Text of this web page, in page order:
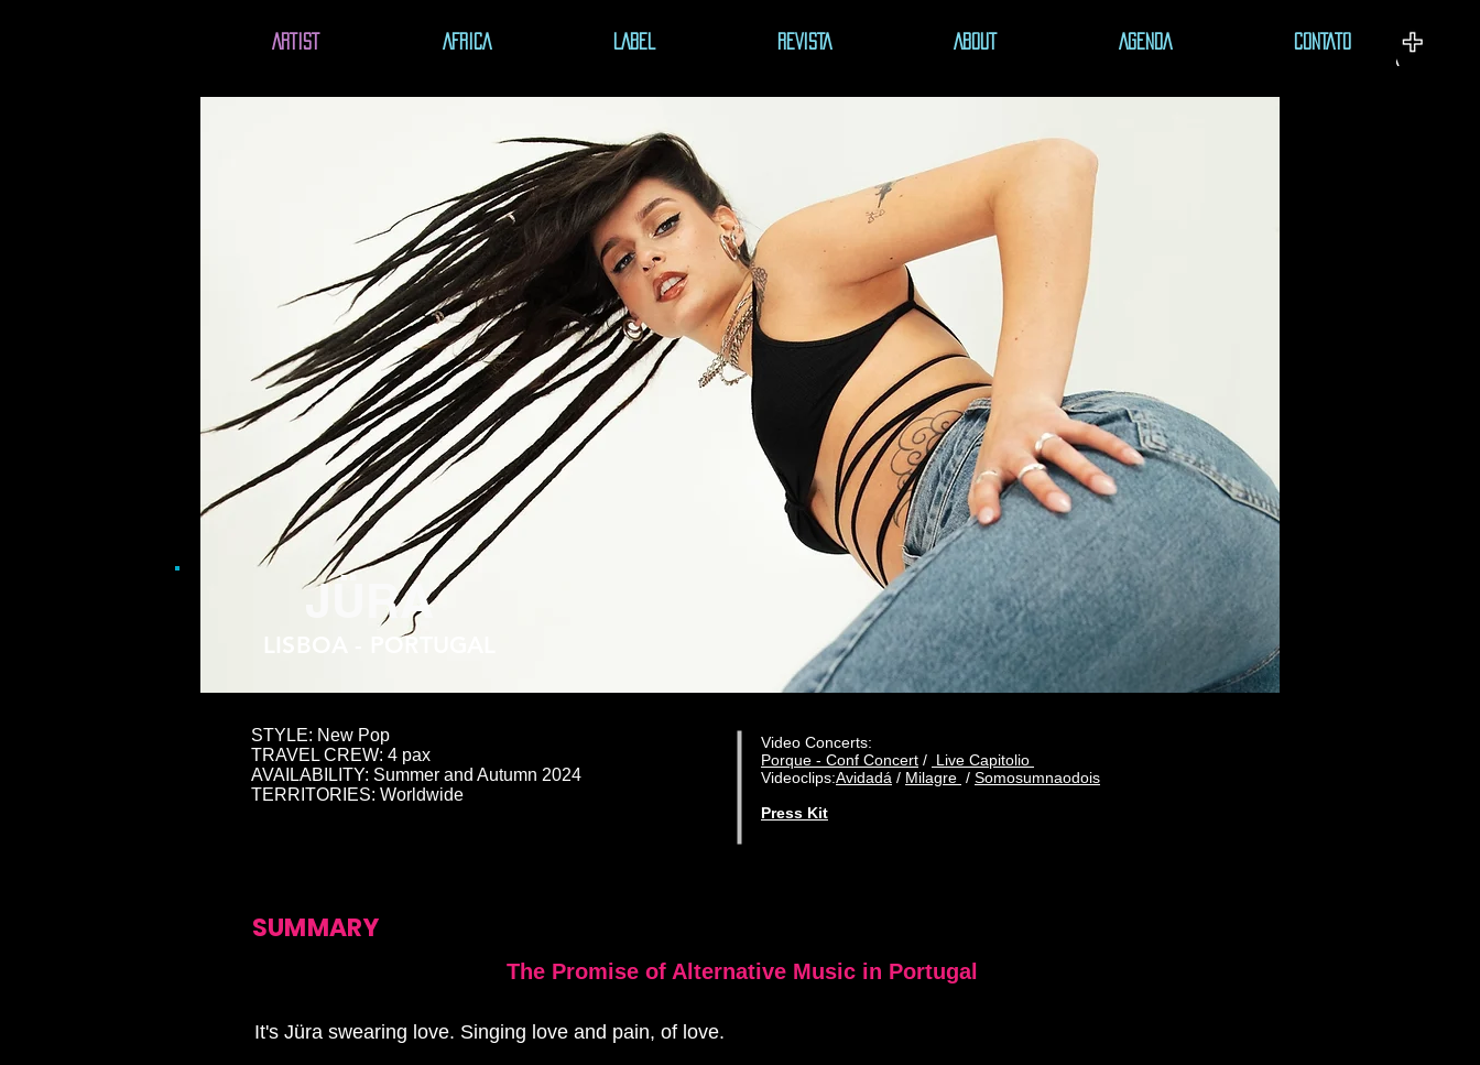
ARTIST AFRICA LABEL REVISTA ABOUT AGENDA CONTATO
JÜRA
LISBOA - PORTUGAL
STYLE: New Pop
TRAVEL CREW: 4 pax
AVAILABILITY: Summer and Autumn 2024
TERRITORIES: Worldwide
Video Concerts:
Porque - Conf Concert / Live Capitolio
Videoclips:Avidadá / Milagre / Somosumnaodois
Press Kit
SUMMARY
The Promise of Alternative Music in Portugal
It's Jüra swearing love. Singing love and pain, of love.